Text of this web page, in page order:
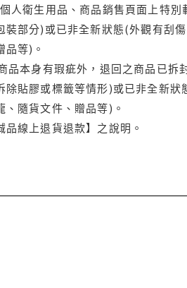
人衛生用品、商品銷售頁面上特
部分)或已非全新狀態(外觀有刮
等)。
品本身有瑕疵外，退回之商品已
貼膠或標籤等情形)或已非全新
隨貨文件、贈品等)。
線上退貨退款】之說明。